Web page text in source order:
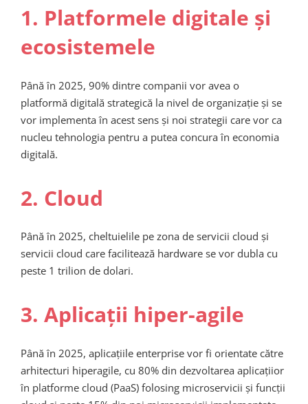
1. Platformele digitale și
ecosistemele
Până în 2025, 90% dintre companii vor avea o
platformă digitală strategică la nivel de organizație și se
vor implementa în acest sens și noi strategii care vor ca
nucleu tehnologia pentru a putea concura în economia
digitală.
2. Cloud
Până în 2025, cheltuielile pe zona de servicii cloud și
servicii cloud care facilitează hardware se vor dubla cu
peste 1 trilion de dolari.
3. Aplicații hiper-agile
Până în 2025, aplicațiile enterprise vor fi orientate către
arhitecturi hiperagile, cu 80% din dezvoltarea aplicațiior
în platforme cloud (PaaS) folosing microservicii și funcții